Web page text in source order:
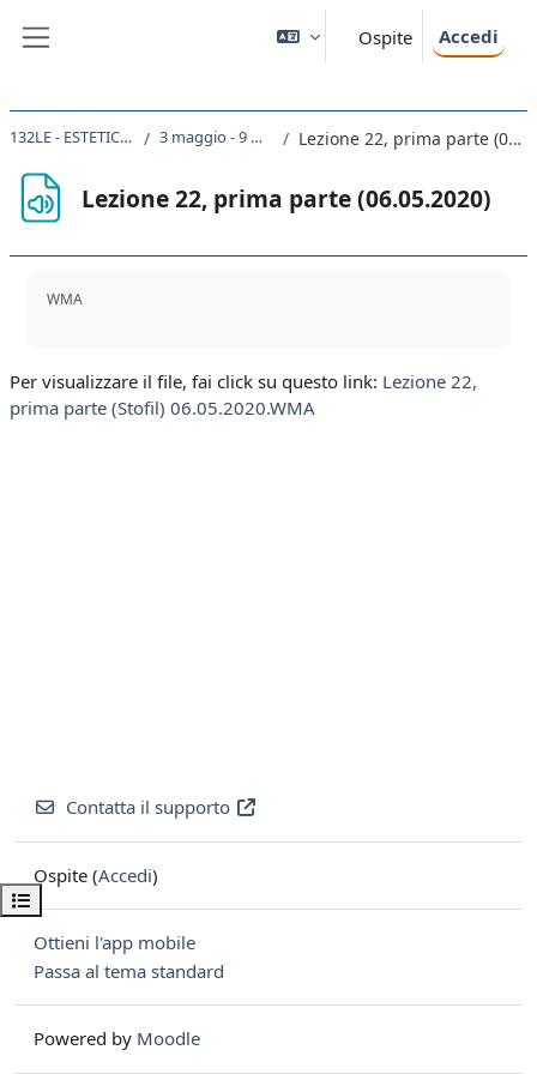
Ospite Accedi
Apri indice del corso
132LE - ESTETICA 2019 3 maggio - 9 maggio Lezione 22, prima parte (06.05.2020)
Lezione 22, prima parte (06.05.2020)
WMA
Per visualizzare il file, fai click su questo link: Lezione 22,
prima parte (Stofil) 06.05.2020.WMA
Contatta il supporto
Ospite (Accedi)
Ottieni l'app mobile
Passa al tema standard
Powered by Moodle